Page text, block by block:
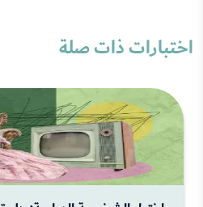
اختبارات ذات صلة